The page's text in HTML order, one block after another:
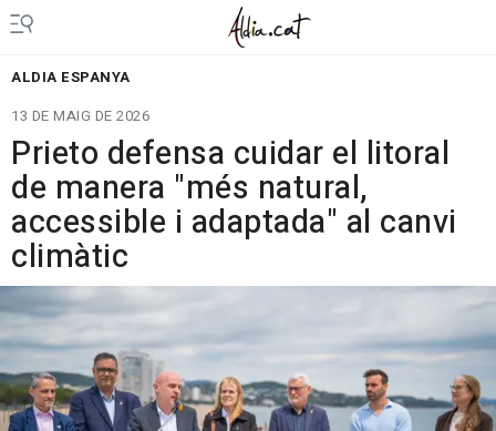
ALDIA ESPANYA
13 DE MAIG DE 2026
Prieto defensa cuidar el litoral
de manera "més natural,
accessible i adaptada" al canvi
climàtic